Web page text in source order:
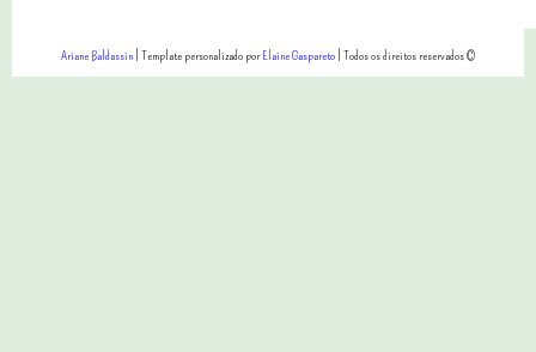
Ariane Baldassin| Template personalizado porElaine Gaspareto| Todos os direitos reservados ©